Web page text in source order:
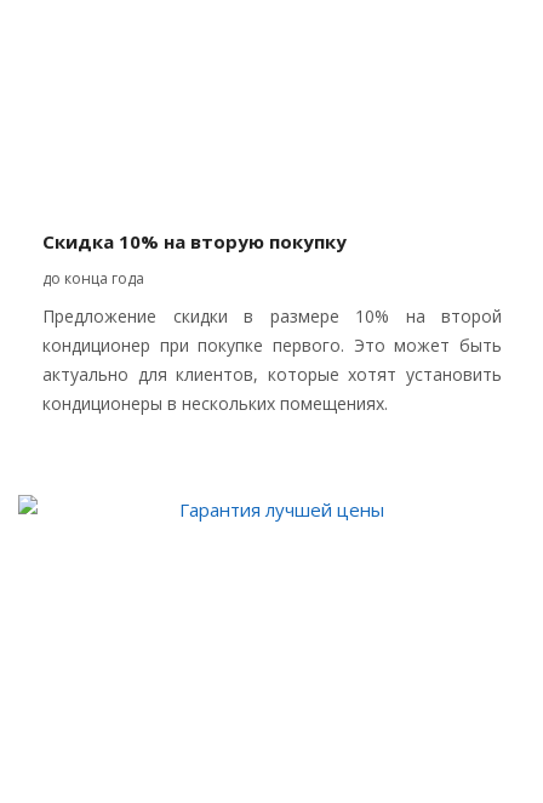
Скидка 10% на вторую покупку
до конца года
Предложение скидки в размере 10% на второй
кондиционер при покупке первого. Это может быть
актуально для клиентов, которые хотят установить
кондиционеры в нескольких помещениях.